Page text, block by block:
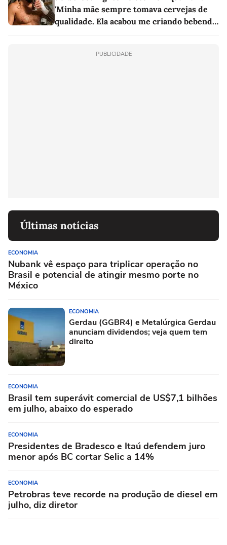
'Minha mãe sempre tomava cervejas de
qualidade. Ela acabou me criando bebendo
PUBLICIDADE
Últimas notícias
ECONOMIA
Nubank vê espaço para triplicar operação no
Brasil e potencial de atingir mesmo porte no
México
ECONOMIA
Gerdau (GGBR4) e Metalúrgica Gerdau
anunciam dividendos; veja quem tem
direito
ECONOMIA
Brasil tem superávit comercial de US$7,1 bilhões
em julho, abaixo do esperado
ECONOMIA
Presidentes de Bradesco e Itaú defendem juro
menor após BC cortar Selic a 14%
ECONOMIA
Petrobras teve recorde na produção de diesel em
julho, diz diretor